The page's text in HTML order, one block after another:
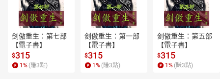
3-3 値切る‧アフターサービスを利用する 殺價和售後服務
3-4 食料雑貨類の売り場で 在食物雜貨賣場
第四章 交通機関を利用する 利用公共交通工具
4-1 道を尋ねる 問路
4-2 バスに乗のる 搭公車
剑傲重生：第七部
【電子書】
$315
1 % (賺3點)
剑傲重生：第一部
【電子書】
$315
1 % (賺3點)
剑傲重生：第五部
【電子書】
$315
1 % (賺3點)